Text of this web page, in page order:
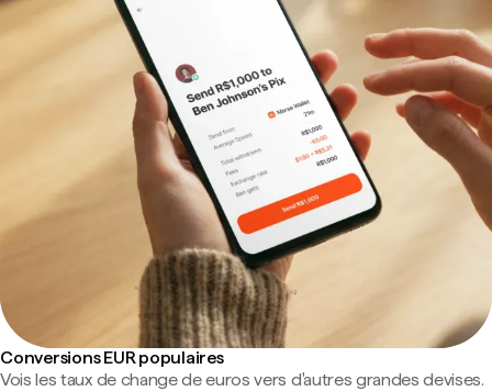
Conversions EUR populaires
Vois les taux de change de euros vers d'autres grandes devises.